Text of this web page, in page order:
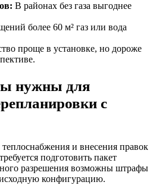
В районах без газа выгоднее
более 60 м² газ или вода
проще в установке, но дороже
нужны для
с
и внесения правок
подготовить пакет
разрешения возможны штрафы
конфигурацию.